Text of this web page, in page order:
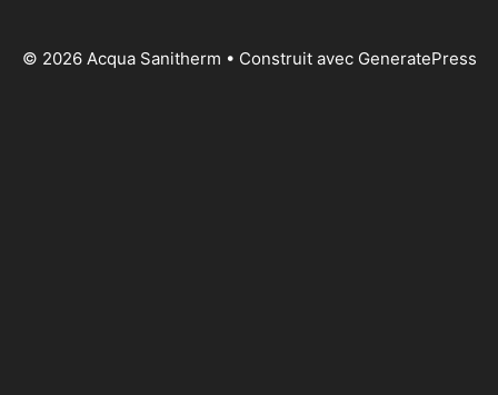
© 2026 Acqua Sanitherm • Construit avec GeneratePress